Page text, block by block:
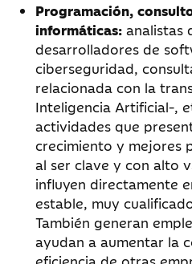
Programación,
informáticas: analistas
desarrolladores de
ciberseguridad,
relacionada con la
Inteligencia Artificial-,
actividades que
crecimiento y mejores
al ser clave y con alto
influyen directamente
estable, muy
También generan
ayudan a aumentar la